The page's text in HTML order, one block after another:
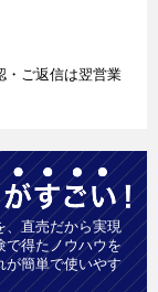
・ご返信は翌営業
、直売だから実現
で得たノウハウを
が簡単で使いやす